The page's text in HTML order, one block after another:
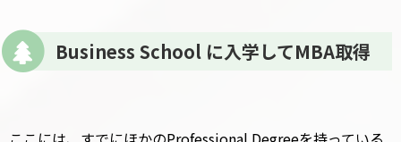
Business School に入学してMBA取得